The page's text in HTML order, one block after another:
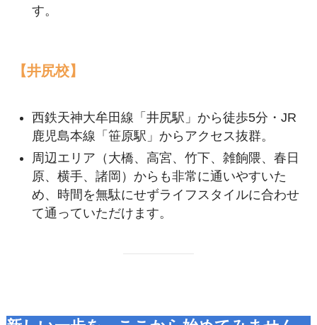
す。
【井尻校】
西鉄天神大牟田線「井尻駅」から徒歩5分・JR
鹿児島本線「笹原駅」からアクセス抜群。
周辺エリア（大橋、高宮、竹下、雑餉隈、春日
原、横手、諸岡）からも非常に通いやすいた
め、時間を無駄にせずライフスタイルに合わせ
て通っていただけます。